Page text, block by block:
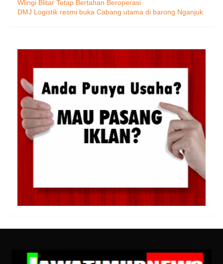
Wlingi Blitar Tetap Bertahan Beroperasi
DMJ Logistik resmi buka Cabang utama di barong Nganjuk